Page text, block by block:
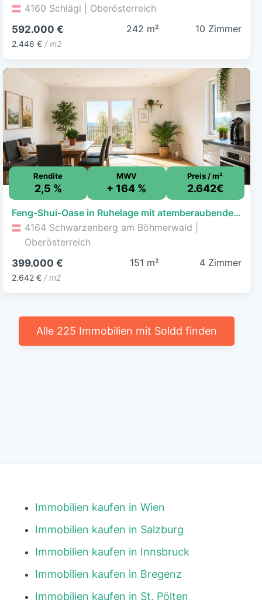
4160 Schlägl | Oberösterreich
592.000 €
2.446 € / m2
242 m² 10 Zimmer
Rendite
2,5 %
MWV
+ 164 %
Preis / m²
2.642€
Feng-Shui-Oase in Ruhelage mit atemberaubendem Weitblick
4164 Schwarzenberg am Böhmerwald |
Oberösterreich
399.000 €
2.642 € / m2
151 m² 4 Zimmer
Alle 225 Immobilien mit Soldd finden
Immobilien kaufen in Wien
Immobilien kaufen in Salzburg
Immobilien kaufen in Innsbruck
Immobilien kaufen in Bregenz
Immobilien kaufen in St. Pölten